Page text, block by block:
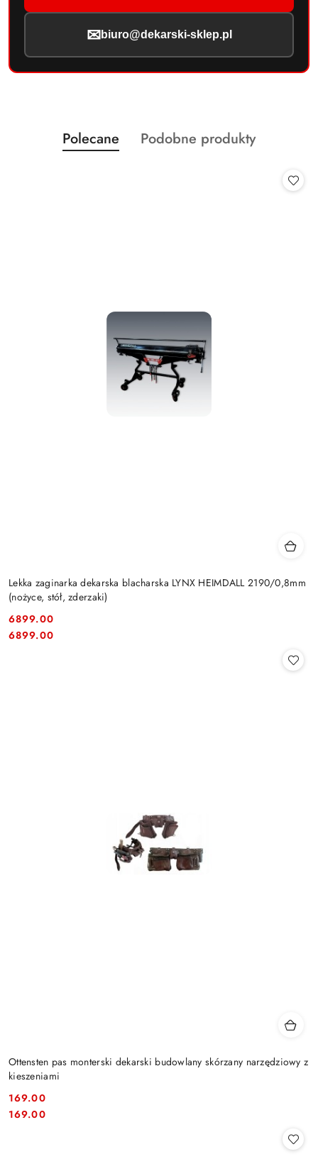
✉ biuro@dekarski-sklep.pl
Pomiń karuzelę produktów
Produkty
o
Polecane
Produkty
Podobne produkty
Lekka zaginarka dekarska blacharska LYNX HEIMDALL 2190/0,8mm
(nożyce, stół, zderzaki)
Cena:
6899.00
Cena:
6899.00
Ottensten pas monterski dekarski budowlany skórzany narzędziowy z
kieszeniami
Cena:
169.00
Cena:
169.00